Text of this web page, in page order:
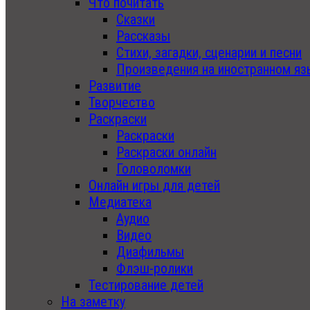
Сказки
Рассказы
Стихи, загадки, сценарии и песни
Произведения на иностранном
Развитие
Творчество
Раскраски
Раскраски
Раскраски онлайн
Головоломки
Онлайн игры для детей
Медиатека
Аудио
Видео
Диафильмы
Флэш-ролики
Тестирование детей
На заметку